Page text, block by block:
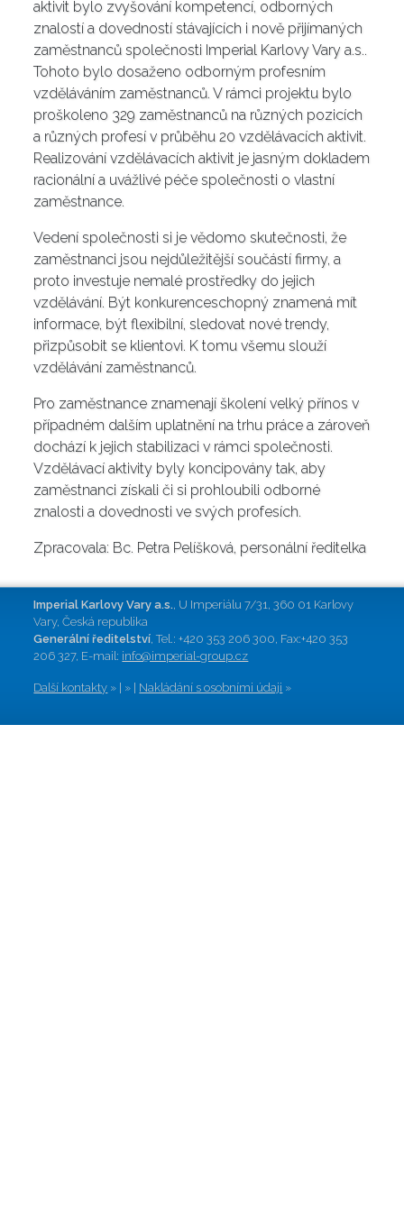
aktivit bylo zvyšování kompetencí, odborných
znalostí a dovedností stávajících i nově přijímaných
zaměstnanců společnosti Imperial Karlovy Vary a.s..
Tohoto bylo dosaženo odborným profesním
vzděláváním zaměstnanců. V rámci projektu bylo
proškoleno 329 zaměstnanců na různých pozicích
a různých profesí v průběhu 20 vzdělávacích aktivit.
Realizování vzdělávacích aktivit je jasným dokladem
racionální a uvážlivé péče společnosti o vlastní
zaměstnance.
Vedení společnosti si je vědomo skutečnosti, že
zaměstnanci jsou nejdůležitější součástí firmy, a
proto investuje nemalé prostředky do jejich
vzdělávání. Být konkurenceschopný znamená mít
informace, být flexibilní, sledovat nové trendy,
přizpůsobit se klientovi. K tomu všemu slouží
vzdělávání zaměstnanců.
Pro zaměstnance znamenají školení velký přínos v
případném dalším uplatnění na trhu práce a zároveň
dochází k jejich stabilizaci v rámci společnosti.
Vzdělávací aktivity byly koncipovány tak, aby
zaměstnanci získali či si prohloubili odborné
znalosti a dovednosti ve svých profesích.
Zpracovala: Bc. Petra Pelíšková, personální ředitelka
Imperial Karlovy Vary a.s., U Imperiálu 7/31, 360 01 Karlovy
Vary, Česká republika
Generální ředitelství, Tel.: +420 353 206 300, Fax:+420 353
206 327, E-mail: info@imperial-group.cz
Další kontakty » | » | Nakládání s osobními údaji »